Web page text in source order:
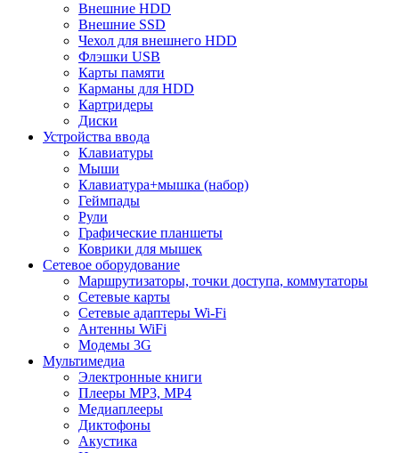
Внешние HDD
Внешние SSD
Чехол для внешнего HDD
Флэшки USB
Карты памяти
Карманы для HDD
Картридеры
Диски
Устройства ввода
Клавиатуры
Мыши
Клавиатура+мышка (набор)
Геймпады
Рули
Графические планшеты
Коврики для мышек
Сетевое оборудование
Маршрутизаторы, точки доступа, коммутаторы
Сетевые карты
Сетевые адаптеры Wi-Fi
Антенны WiFi
Модемы 3G
Мультимедиа
Электронные книги
Плееры MP3, MP4
Медиаплееры
Диктофоны
Акустика